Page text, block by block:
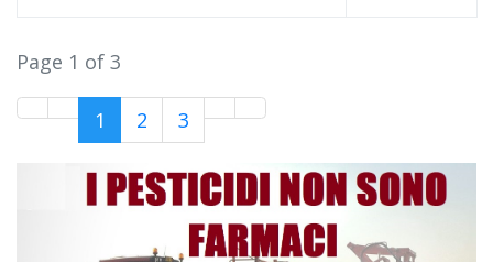
Page 1 of 3
1 2 3